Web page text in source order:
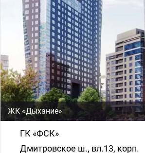
ЖК «Дыхание»
ГК «ФСК»
Дмитровское ш., вл.13, корп.